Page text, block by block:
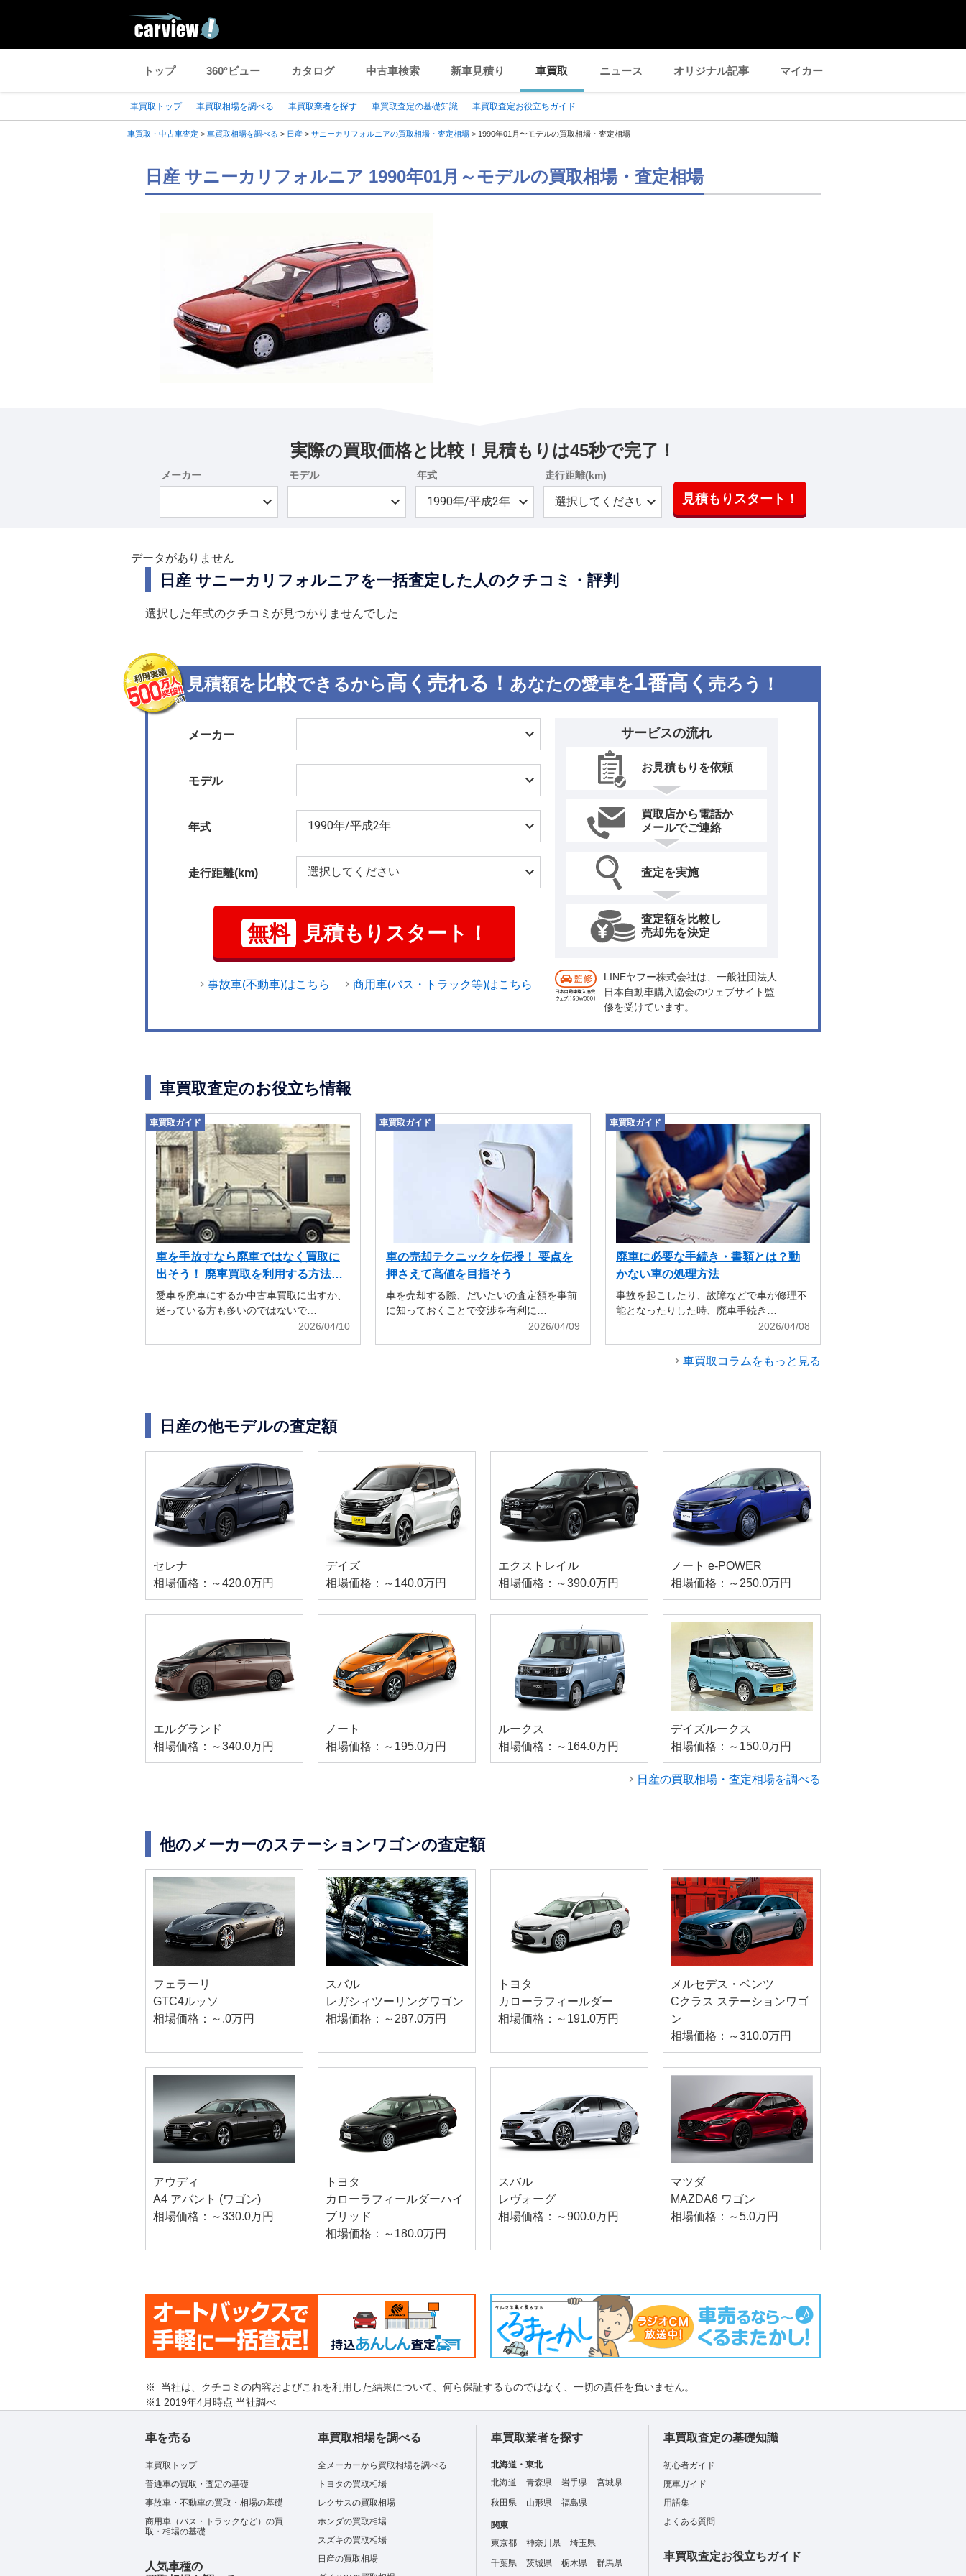
トップ 360°ビュー カタログ 中古車検索 新車見積り 車買取 ニュース オリジナル記事 マイカー
車買取トップ 車買取相場を調べる 車買取業者を探す 車買取査定の基礎知識 車買取査定お役立ちガイド
車買取・中古車査定 > 車買取相場を調べる > 日産 > サニーカリフォルニアの買取相場・査定相場 > 1990年01月〜モデルの買取相場・査定相場
日産 サニーカリフォルニア 1990年01月～モデルの買取相場・査定相場
実際の買取価格と比較！見積もりは45秒で完了！
メーカー モデル 年式 走行距離(km)
見積もりスタート！
データがありません
日産 サニーカリフォルニアを一括査定した人のクチコミ・評判
選択した年式のクチコミが見つかりませんでした
見積額を 比較できるから高く売れる！ あなたの愛車を1番高く 売ろう！
メーカー
モデル
年式
走行距離(km)
無料 見積もりスタート！
事故車(不動車)はこちら 商用車(バス・トラック等)はこちら
サービスの流れ
お見積もりを依頼
買取店から電話か
メールでご連絡
査定を実施
査定額を比較し
売却先を決定
LINEヤフー株式会社は、一般社団法人
日本自動車購入協会のウェブサイト監
修を受けています。
車買取査定のお役立ち情報
車買取ガイド
車を手放すなら廃車ではなく買取に
出そう！ 廃車買取を利用する方法も
解説
愛車を廃車にするか中古車買取に出すか、
迷っている方も多いのではないで…
2026/04/10
車買取ガイド
車の売却テクニックを伝授！ 要点を
押さえて高値を目指そう
車を売却する際、だいたいの査定額を事前
に知っておくことで交渉を有利に…
2026/04/09
車買取ガイド
廃車に必要な手続き・書類とは？動
かない車の処理方法
事故を起こしたり、故障などで車が修理不
能となったりした時、廃車手続き…
2026/04/08
車買取コラムをもっと見る
日産の他モデルの査定額
セレナ
相場価格：～420.0万円
デイズ
相場価格：～140.0万円
エクストレイル
相場価格：～390.0万円
ノート e-POWER
相場価格：～250.0万円
エルグランド
相場価格：～340.0万円
ノート
相場価格：～195.0万円
ルークス
相場価格：～164.0万円
デイズルークス
相場価格：～150.0万円
日産の買取相場・査定相場を調べる
他のメーカーのステーションワゴンの査定額
フェラーリ
GTC4ルッソ
相場価格：～.0万円
スバル
レガシィツーリングワゴン
相場価格：～287.0万円
トヨタ
カローラフィールダー
相場価格：～191.0万円
メルセデス・ベンツ
Cクラス ステーションワゴ
ン
相場価格：～310.0万円
アウディ
A4 アバント (ワゴン)
相場価格：～330.0万円
トヨタ
カローラフィールダーハイ
ブリッド
相場価格：～180.0万円
スバル
レヴォーグ
相場価格：～900.0万円
マツダ
MAZDA6 ワゴン
相場価格：～5.0万円
※ 当社は、クチコミの内容およびこれを利用した結果について、何ら保証するものではなく、一切の責任を負いません。
※1 2019年4月時点 当社調べ
車を売る
車買取トップ
普通車の買取・査定の基礎
事故車・不動車の買取・相場の基礎
商用車（バス・トラックなど）の買
取・相場の基礎
人気車種の
車買取相場を調べる
全メーカーから買取相場を調べる
トヨタの買取相場
レクサスの買取相場
ホンダの買取相場
スズキの買取相場
日産の買取相場
車買取業者を探す
北海道・東北
北海道
青森県 岩手県
宮城県
秋田県
山形県 福島県
関東
東京都
神奈川県
埼玉県
千葉県
茨城県 栃木県 群馬県
車買取査定の基礎知識
初心者ガイド
廃車ガイド
用語集
よくある質問
車買取査定お役立ちガイド